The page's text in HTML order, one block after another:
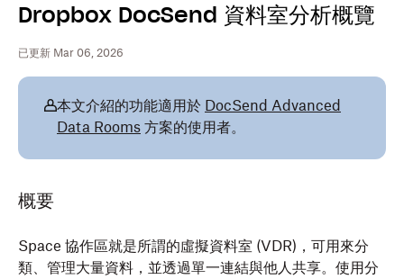
Dropbox DocSend 資料室分析概覽
已更新 Mar 06, 2026
本文介紹的功能適用於 DocSend Advanced
Data Rooms 方案的使用者。
概要
Space 協作區就是所謂的虛擬資料室 (VDR)，可用來分
類、管理大量資料，並透過單一連結與他人共享。使用分